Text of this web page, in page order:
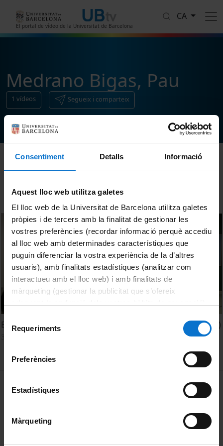
Consentiment Detalls Informació
Aquest lloc web utilitza galetes
El lloc web de la Universitat de Barcelona utilitza galetes
pròpies i de tercers amb la finalitat de gestionar les
vostres preferències (recordar informació perquè accediu
al lloc web amb determinades característiques que
puguin diferenciar la vostra experiència de la d’altres
usuaris), amb finalitats estadístiques (analitzar com
interactueu amb el lloc web) i amb finalitats de
màrqueting (gestionar la publicitat que s’ofereix
consultar laPolítica de galetes del lloc web de la
de Requeriments
Preferències
Estadístiques
Màrqueting
El portal de vídeo de la Universitat de Barcelona
CA
Medrano Bigas, Pau
1 vídeos Segueix i comparteix
Ordenar
Exposició "Permès fixar cartells". Josep Artigas (1919-1991)
MENÚ PEU 1
Privadesa i termes